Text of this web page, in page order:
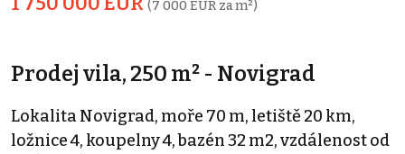
(7 000 EUR za m²)
Prodej vila, 250 m² - Novigrad
Lokalita Novigrad, moře 70 m, letiště 20 km,
ložnice 4, koupelny 4, bazén 32 m2, vzdálenost od